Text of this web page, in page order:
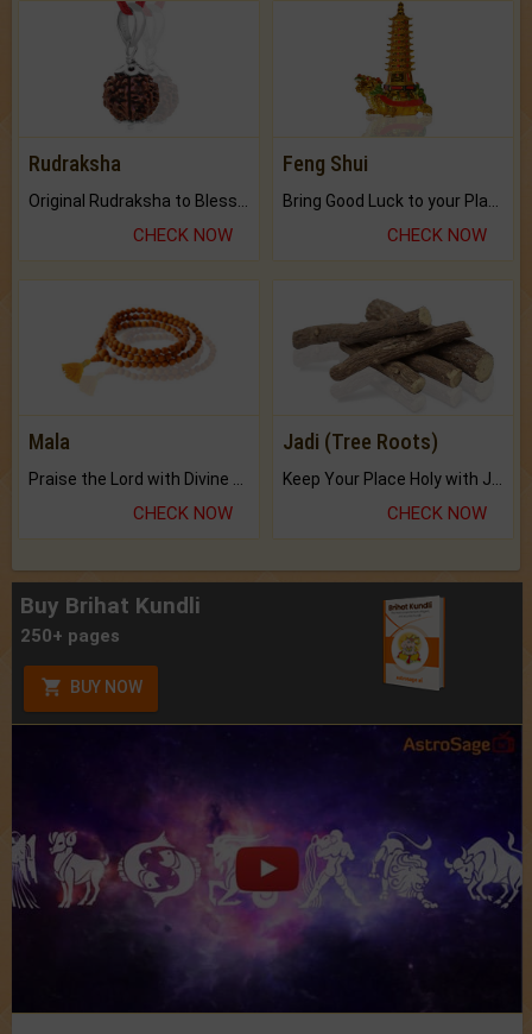
Rudraksha
CHECK NOW
Feng Shui
CHECK NOW
Mala
Praise the Lord with Divine Energies of Mala.
CHECK NOW
Jadi (Tree Roots)
Keep Your Place Holy with Jadi.
CHECK NOW
Buy Brihat Kundli
250+ pages
BUY NOW